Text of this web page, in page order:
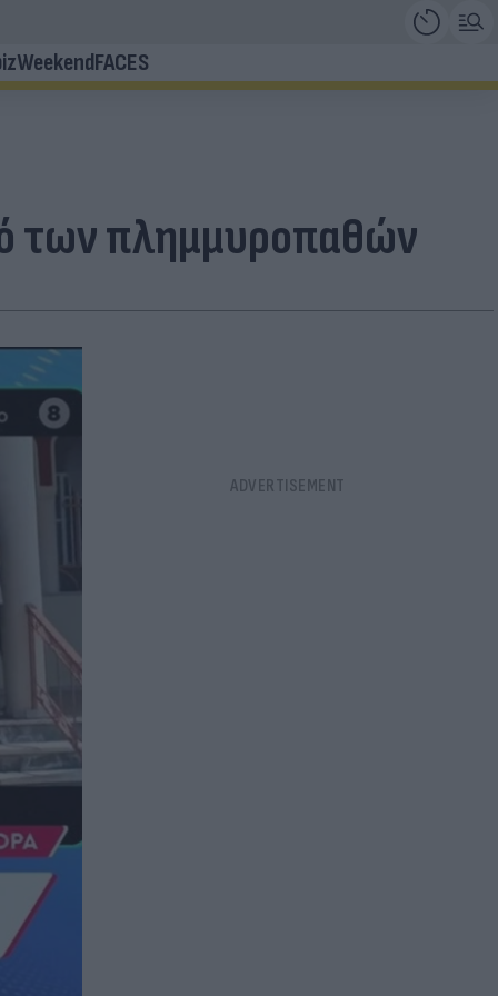
WeekendFACES
των πλημμυροπαθών